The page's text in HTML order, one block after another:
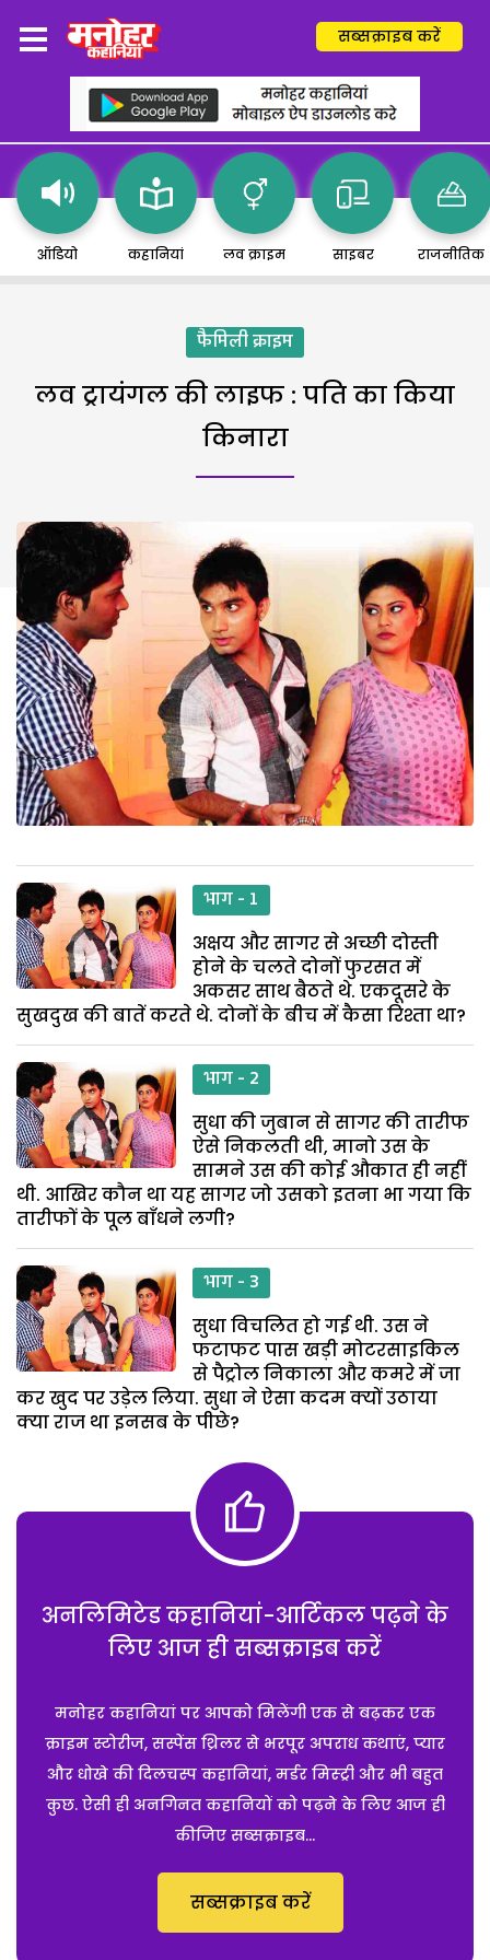
सब्सक्राइब करें
ऑडियो कहानियां लव क्राइम साइबर राजनीतिक
फैमिली क्राइम
लव ट्रायंगल की लाइफ : पति का किया
किनारा
भाग - 1
अक्षय और सागर से अच्छी दोस्ती
होने के चलते दोनों फुरसत में
अकसर साथ बैठते थे. एकदूसरे के
सुखदुख की बातें करते थे. दोनों के बीच में कैसा रिश्ता था?
भाग - 2
सुधा की जुबान से सागर की तारीफ
ऐसे निकलती थी, मानो उस के
सामने उस की कोई औकात ही नहीं
थी. आखिर कौन था यह सागर जो उसको इतना भा गया कि
तारीफों के पूल बाँधने लगी?
भाग - 3
सुधा विचलित हो गई थी. उस ने
फटाफट पास खड़ी मोटरसाइकिल
से पैट्रोल निकाला और कमरे में जा
कर खुद पर उड़ेल लिया. सुधा ने ऐसा कदम क्यों उठाया
क्या राज था इनसब के पीछे?
अनलिमिटेड कहानियां-आर्टिकल पढ़ने के
लिए आज ही सब्सक्राइब करें
मनोहर कहानियां पर आपको मिलेंगी एक से बढ़कर एक
क्राइम स्टोरीज, सस्पेंस थ्रिलर से भरपूर अपराध कथाएं, प्यार
और धोखे की दिलचस्प कहानियां, मर्डर मिस्ट्री और भी बहुत
कुछ. ऐसी ही अनगिनत कहानियों को पढ़ने के लिए आज ही
कीजिए सब्सक्राइब...
सब्सक्राइब करें